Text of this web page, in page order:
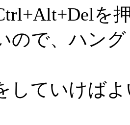
を
ので、ハン
していけば